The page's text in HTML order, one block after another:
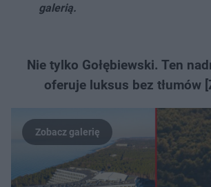
galerią.
Nie tylko Gołębiewski. Ten
oferuje luksus bez tłumów